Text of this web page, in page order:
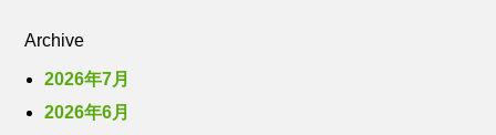
Archive
2026年7月
2026年6月